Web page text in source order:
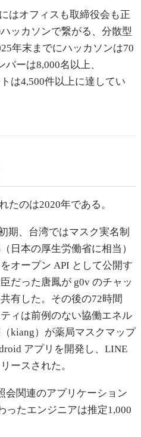
はオフィスも取締役会も正
ッカソンで繋がる、分散型
年末までにハッカソンは70
ーは8,000名以上、
は4,500件以上に達してい
たのは2020年である。
期、台湾ではマスク実名制
日本の厚生労働省に相当）
オープン API として公開す
だった唐鳳が g0v のチャッ
有した。その後の72時間
ィは前例のない協働エネル
kiang）が薬局マスクマップ
アプリを開発し、LINE
ースされた。
会関連のアプリケーション
ったエンジニアは推定1,000